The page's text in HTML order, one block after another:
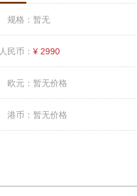
规格： 暂无
人民币： ¥ 2990
欧元： 暂无价格
港币： 暂无价格